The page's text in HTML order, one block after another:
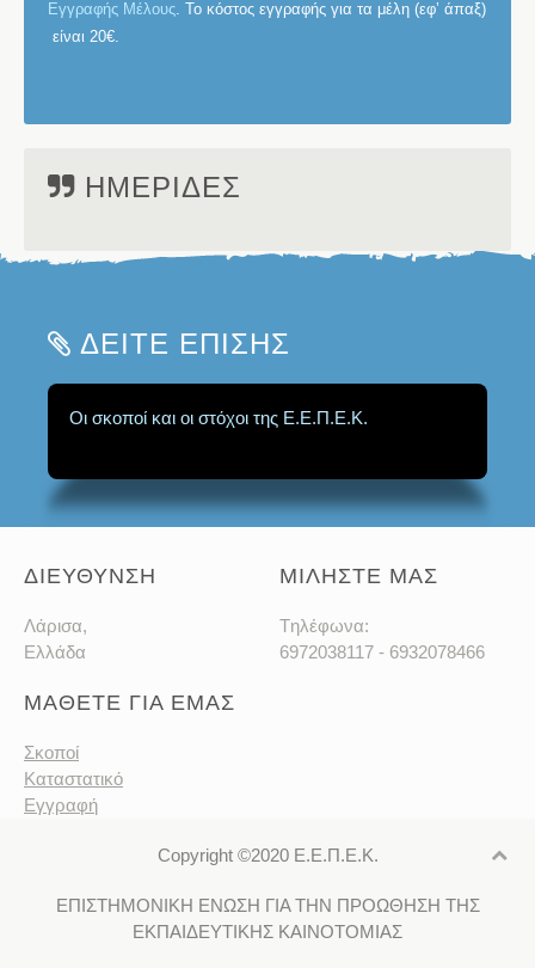
Εγγραφής Μέλους. Το κόστος εγγραφής για τα μέλη (εφ’ άπαξ)
είναι 20€.
ΗΜΕΡΙΔΕΣ
ΔΕΙΤΕ ΕΠΙΣΗΣ
Οι σκοποί και οι στόχοι της Ε.Ε.Π.Ε.Κ.
ΔΙΕΥΘΥΝΣΗ
Λάρισα,
Ελλάδα
ΜΙΛΗΣΤΕ ΜΑΣ
Tηλέφωνα:
6972038117 - 6932078466
ΜΑΘΕΤΕ ΓΙΑ ΕΜΑΣ
Σκοποί
Καταστατικό
Εγγραφή
Copyright ©2020 Ε.Ε.Π.Ε.Κ.
ΕΠΙΣΤΗΜΟΝΙΚΗ ΕΝΩΣΗ ΓΙΑ ΤΗΝ ΠΡΟΩΘΗΣΗ ΤΗΣ
ΕΚΠΑΙΔΕΥΤΙΚΗΣ ΚΑΙΝΟΤΟΜΙΑΣ